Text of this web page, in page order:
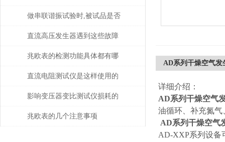
性能和特点
做串联谐振试验时,被试品是否
被击穿该如何判断？
直流高压发生器遇到这些故障
该如何处理？
兆欧表的检测功能具体都有哪
些？
直流电阻测试仪是这样使用的
吗？
影响变压器变比测试仪损耗的
主要因素是什么？
兆欧表的几个注意事项
AD系列干燥空气发
详细介绍：
AD系列干燥空气
油循环、补充氮
AD系列干燥空气
AD-XXP系列设备